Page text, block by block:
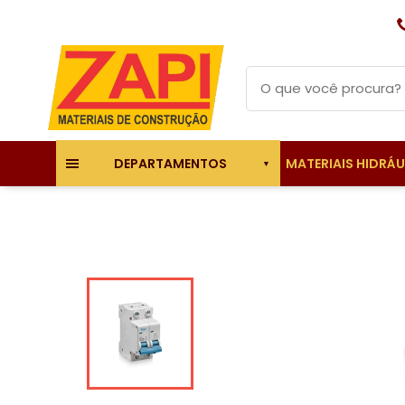
DEPARTAMENTOS MATERIAIS